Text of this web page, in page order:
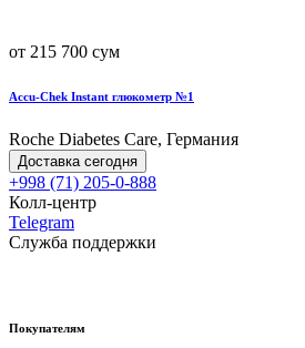
от 215 700 сум
Accu-Chek Instant глюкометр №1
Roche Diabetes Care, Германия
Доставка сегодня
+998 (71) 205-0-888
Колл-центр
Telegram
Служба поддержки
Покупателям